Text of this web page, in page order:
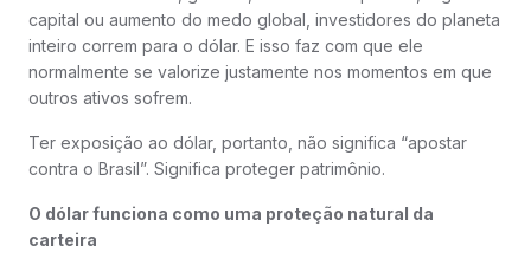
capital ou aumento do medo global, investidores do planeta
inteiro correm para o dólar. E isso faz com que ele
normalmente se valorize justamente nos momentos em que
outros ativos sofrem.
Ter exposição ao dólar, portanto, não significa “apostar
contra o Brasil”. Significa proteger patrimônio.
O dólar funciona como uma proteção natural da
carteira